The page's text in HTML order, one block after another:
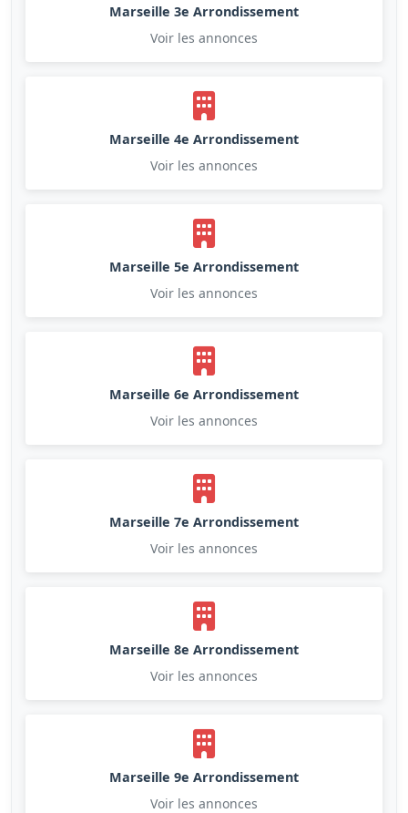
Marseille 3e Arrondissement
Voir les annonces
Marseille 4e Arrondissement
Voir les annonces
Marseille 5e Arrondissement
Voir les annonces
Marseille 6e Arrondissement
Voir les annonces
Marseille 7e Arrondissement
Voir les annonces
Marseille 8e Arrondissement
Voir les annonces
Marseille 9e Arrondissement
Voir les annonces